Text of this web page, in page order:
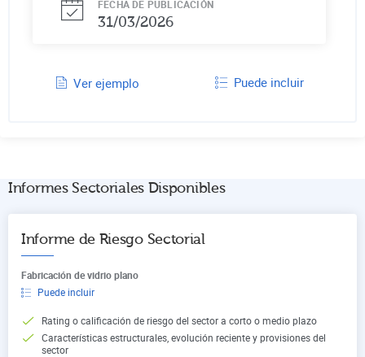
FECHA DE PUBLICACIÓN
31/03/2026
Ver ejemplo Puede incluir
Informes Sectoriales Disponibles
Informe de Riesgo Sectorial
Fabricación de vidrio plano
Puede incluir
Rating o calificación de riesgo del sector a corto o medio plazo
Características estructurales, evolución reciente y provisiones del
sector